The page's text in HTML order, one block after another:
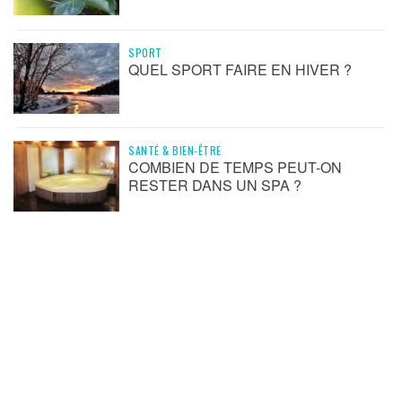
SPORT
QUEL SPORT FAIRE EN HIVER ?
SANTÉ & BIEN-ÊTRE
COMBIEN DE TEMPS PEUT-ON
RESTER DANS UN SPA ?